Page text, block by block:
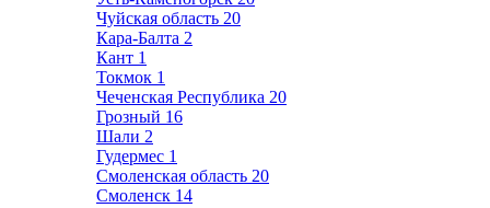
Чуйская область 20
Кара-Балта 2
Кант 1
Токмок 1
Чеченская Республика 20
Грозный 16
Шали 2
Гудермес 1
Смоленская область 20
Смоленск 14